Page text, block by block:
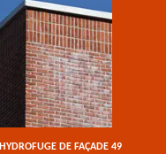
HYDROFUGE DE FAÇADE 49